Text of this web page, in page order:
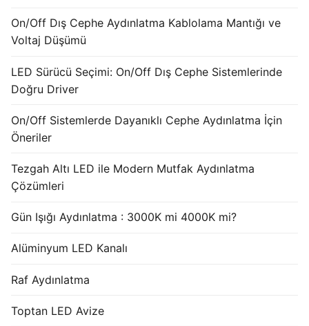
On/Off Dış Cephe Aydınlatma Kablolama Mantığı ve
Voltaj Düşümü
LED Sürücü Seçimi: On/Off Dış Cephe Sistemlerinde
Doğru Driver
On/Off Sistemlerde Dayanıklı Cephe Aydınlatma İçin
Öneriler
Tezgah Altı LED ile Modern Mutfak Aydınlatma
Çözümleri
Gün Işığı Aydınlatma : 3000K mi 4000K mi?
Alüminyum LED Kanalı
Raf Aydınlatma
Toptan LED Avize